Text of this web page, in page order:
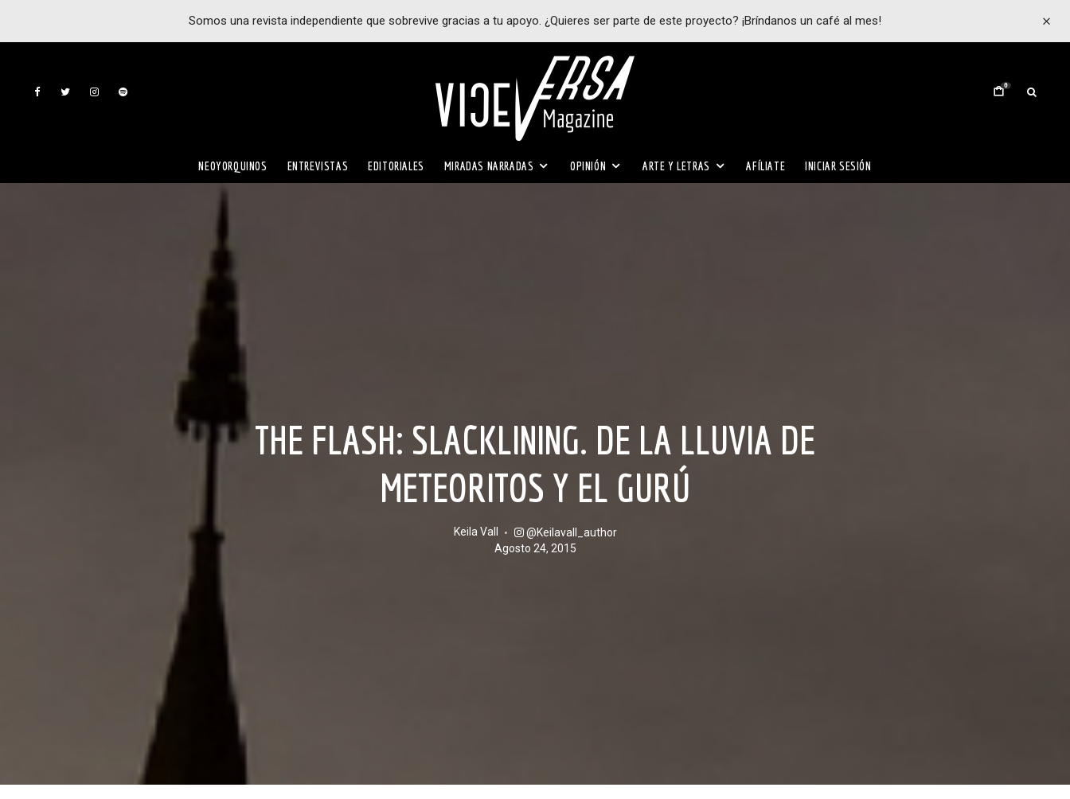
Somos una revista independiente que sobrevive gracias a tu apoyo. ¿Quieres ser parte de este proyecto? ¡Bríndanos un café al mes!
0
NEOYORQUINOS ENTREVISTAS EDITORIALES MIRADAS NARRADAS OPINIÓN ARTE Y LETRAS AFÍLIATE INICIAR SESIÓN
THE FLASH: SLACKLINING. DE LA LLUVIA DE
METEORITOS Y EL GURÚ
Keila Vall
@keilavall_author
agosto 24, 2015